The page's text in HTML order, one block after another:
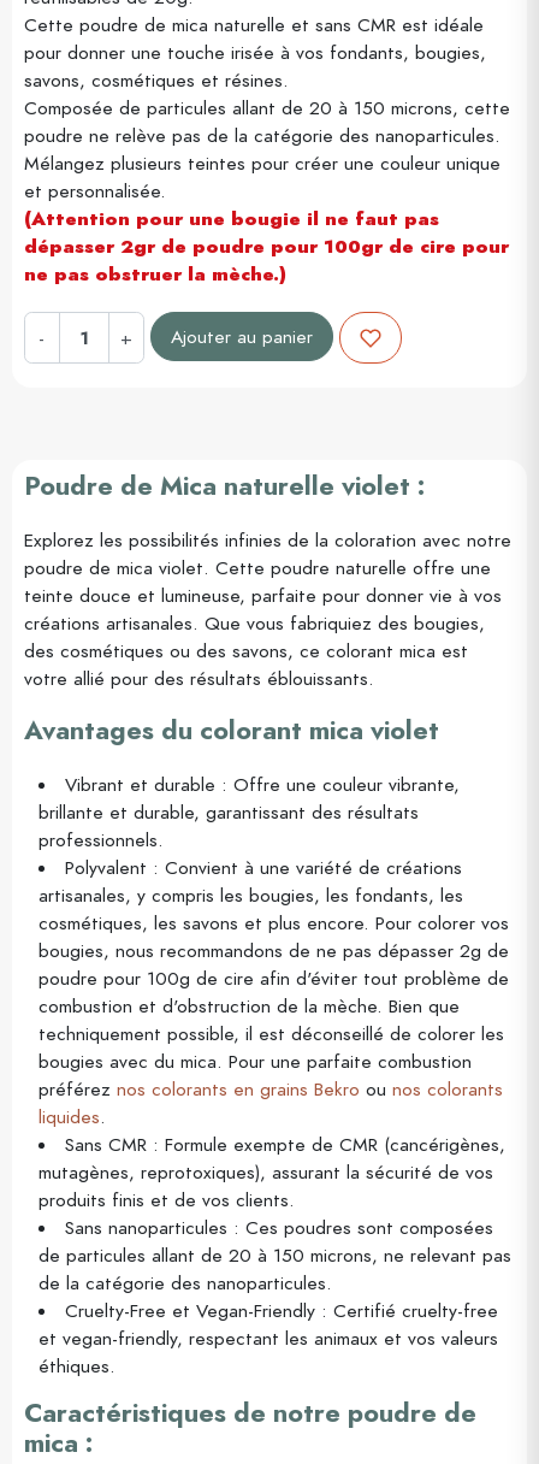
Cette poudre de mica naturelle et sans CMR est idéale
pour donner une touche irisée à vos fondants, bougies,
savons, cosmétiques et résines.
Composée de particules allant de 20 à 150 microns, cette
poudre ne relève pas de la catégorie des nanoparticules.
Mélangez plusieurs teintes pour créer une couleur unique
et personnalisée.
(Attention pour une bougie il ne faut pas
dépasser 2gr de poudre pour 100gr de cire pour
ne pas obstruer la mèche.)
- + Ajouter au panier
Poudre de Mica naturelle violet :
Explorez les possibilités infinies de la coloration avec notre
poudre de mica violet. Cette poudre naturelle offre une
teinte douce et lumineuse, parfaite pour donner vie à vos
créations artisanales. Que vous fabriquiez des bougies,
des cosmétiques ou des savons, ce colorant mica est
votre allié pour des résultats éblouissants.
Avantages du colorant mica violet
Vibrant et durable : Offre une couleur vibrante,
brillante et durable, garantissant des résultats
professionnels.
Polyvalent : Convient à une variété de créations
artisanales, y compris les bougies, les fondants, les
cosmétiques, les savons et plus encore. Pour colorer vos
bougies, nous recommandons de ne pas dépasser 2g de
poudre pour 100g de cire afin d'éviter tout problème de
combustion et d'obstruction de la mèche. Bien que
techniquement possible, il est déconseillé de colorer les
bougies avec du mica. Pour une parfaite combustion
préférez nos colorants en grains Bekro ou nos colorants
liquides.
Sans CMR : Formule exempte de CMR (cancérigènes,
mutagènes, reprotoxiques), assurant la sécurité de vos
produits finis et de vos clients.
Sans nanoparticules : Ces poudres sont composées
de particules allant de 20 à 150 microns, ne relevant pas
de la catégorie des nanoparticules.
Cruelty-Free et Vegan-Friendly : Certifié cruelty-free
et vegan-friendly, respectant les animaux et vos valeurs
éthiques.
Caractéristiques de notre poudre de
mica :